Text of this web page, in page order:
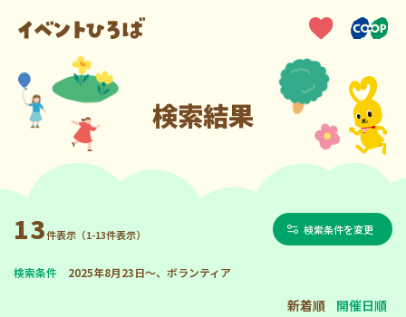
検索結果
13件表示（1-13件表示） 検索条件を変更
検索条件 2025年8月23日～、ボランティア
新着順 開催日順